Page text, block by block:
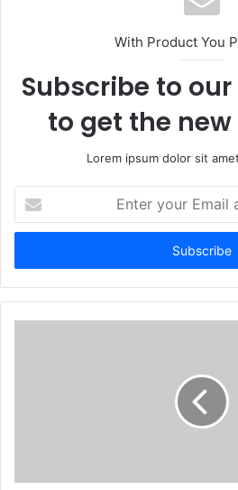
i
e
With Product You
Subscribe to
to get the
Lorem ipsum dolor sit
t
r
y